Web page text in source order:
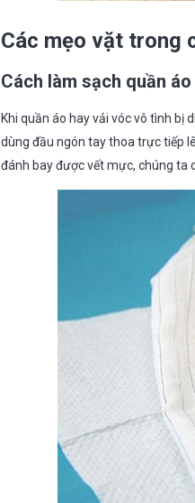
Các mẹo vặt trong
Cách làm sạch quần
Khi quần áo hay vải vóc vô tình bị
dùng đầu ngón tay thoa trực tiếp
đánh bay được vết mực, chúng ta